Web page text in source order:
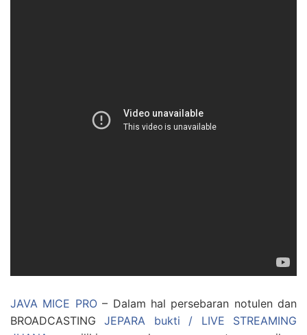
JAVA MICE PRO– Dalam hal persebaran notulen dan
BROADCASTINGJEPARA bukti / LIVE STREAMING